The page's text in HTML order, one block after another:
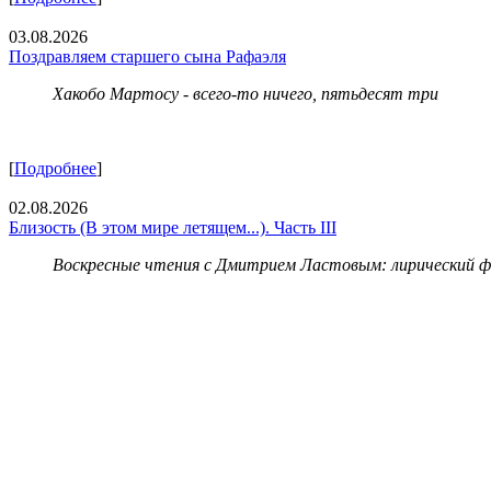
03.08.2026
Поздравляем старшего сына Рафаэля
Хакобо Мартосу - всего-то ничего, пятьдесят три
[Подробнее]
02.08.2026
Близость (В этом мире летящем...). Часть III
Воскресные чтения с Дмитрием Ластовым: лирический